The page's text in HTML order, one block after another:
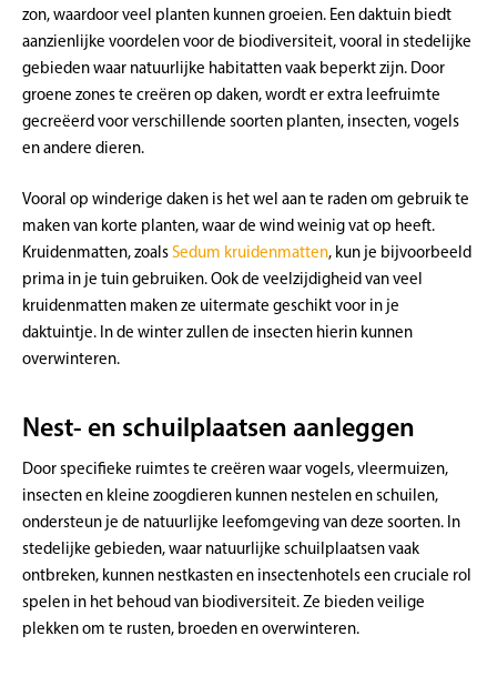
zon, waardoor veel planten kunnen groeien. Een daktuin biedt
aanzienlijke voordelen voor de biodiversiteit, vooral in stedelijke
gebieden waar natuurlijke habitatten vaak beperkt zijn. Door
groene zones te creëren op daken, wordt er extra leefruimte
gecreëerd voor verschillende soorten planten, insecten, vogels
en andere dieren.
Vooral op winderige daken is het wel aan te raden om gebruik te
maken van korte planten, waar de wind weinig vat op heeft.
Kruidenmatten, zoalsSedum kruidenmatten, kun je bijvoorbeeld
prima in je tuin gebruiken. Ook de veelzijdigheid van veel
kruidenmatten maken ze uitermate geschikt voor in je
daktuintje. In de winter zullen de insecten hierin kunnen
overwinteren.
Nest- en schuilplaatsen aanleggen
Door specifieke ruimtes te creëren waar vogels, vleermuizen,
insecten en kleine zoogdieren kunnen nestelen en schuilen,
ondersteun je de natuurlijke leefomgeving van deze soorten. In
stedelijke gebieden, waar natuurlijke schuilplaatsen vaak
ontbreken, kunnen nestkasten en insectenhotels een cruciale rol
spelen in het behoud van biodiversiteit. Ze bieden veilige
plekken om te rusten, broeden en overwinteren.